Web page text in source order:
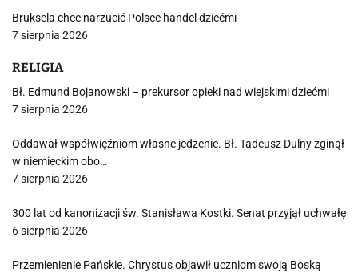
Bruksela chce narzucić Polsce handel dziećmi
7 sierpnia 2026
RELIGIA
Bł. Edmund Bojanowski – prekursor opieki nad wiejskimi dziećmi
7 sierpnia 2026
Oddawał współwięźniom własne jedzenie. Bł. Tadeusz Dulny zginął
w niemieckim obo…
7 sierpnia 2026
300 lat od kanonizacji św. Stanisława Kostki. Senat przyjął uchwałę
6 sierpnia 2026
Przemienienie Pańskie. Chrystus objawił uczniom swoją Boską